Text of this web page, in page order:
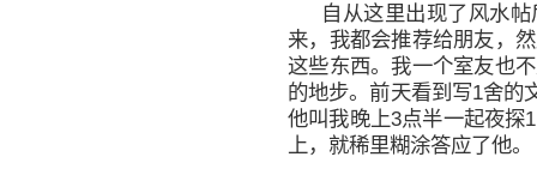
自从这里出现了风水
来，我都会推荐给朋友，
这些东西。我一个室友也
的地步。前天看到写1舍的
他叫我晚上3点半一起夜探
上，就稀里糊涂答应了他。